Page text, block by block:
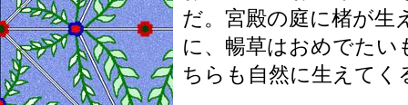
だ。宮殿の庭に楮が生
に、暢草はおめでた
ちらも自然に生えて